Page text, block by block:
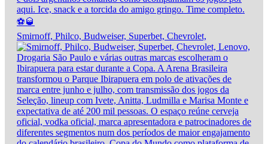
Smirnoff, Philco, Budweiser, Superbet, Chevrolet,